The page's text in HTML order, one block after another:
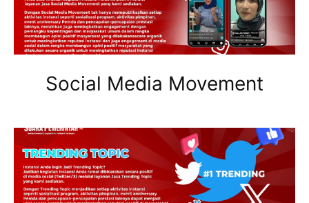
Social Media Movement